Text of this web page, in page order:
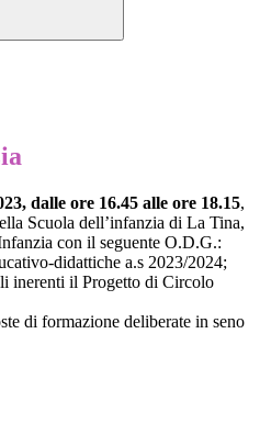
dalle ore 16.45 alle ore 18.15,
Scuola dell’infanzia di La Tina,
con il seguente O.D.G.:
didattiche a.s 2023/2024;
inerenti il Progetto di Circolo
di formazione deliberate in seno